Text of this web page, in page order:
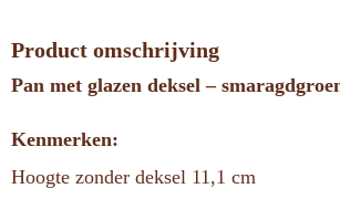
Product omschrijving
Pan met glazen deksel –
Kenmerken:
Hoogte zonder deksel 11,1 cm